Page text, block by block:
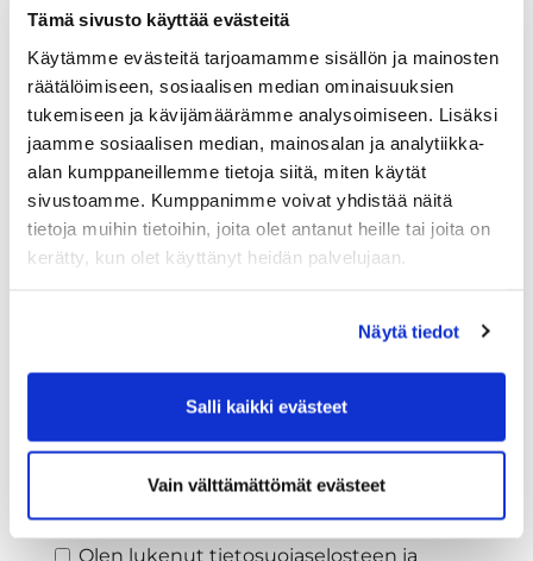
Tämä sivusto käyttää evästeitä
Käytämme evästeitä tarjoamamme sisällön ja mainosten
räätälöimiseen, sosiaalisen median ominaisuuksien
tukemiseen ja kävijämäärämme analysoimiseen. Lisäksi
jaamme sosiaalisen median, mainosalan ja analytiikka-
alan kumppaneillemme tietoja siitä, miten käytät
sivustoamme. Kumppanimme voivat yhdistää näitä
tietoja muihin tietoihin, joita olet antanut heille tai joita on
kerätty, kun olet käyttänyt heidän palvelujaan.
Näytä tiedot
Salli kaikki evästeet
Vain välttämättömät evästeet
Lisätiedot
Syntymäaika: (*)
Rekisteröidy
Haluan tilata Tarina Golf uutiskirjeen
Olen lukenut tietosuojaselosteen ja